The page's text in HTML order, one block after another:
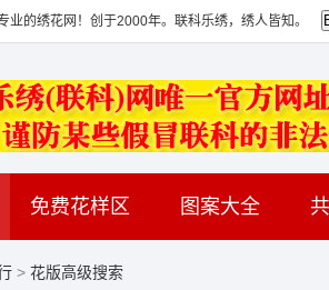
业的绣花网！创于2000年。联科乐绣，绣人皆知。
免费花样区 图案大全
> 花版高级搜索